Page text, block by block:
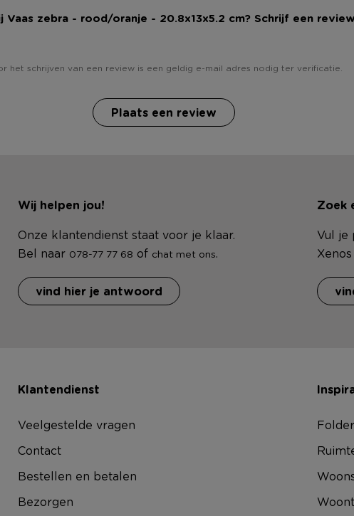
Vaas zebra - rood/oranje - 20.8x13x5.2 cm? Schrijf een
het schrijven van een review is een geldig e-mail adres nodig ter verificatie.
Plaats een review
Wij helpen jou!
Onze klantendienst staat voor je klaar.
Bel naar 078-77 77 68 of chat met ons.
vind hier je antwoord
Zoek
Vul je
Klantendienst
Veelgestelde vragen
Contact
Bestellen en betalen
Bezorgen
Folder